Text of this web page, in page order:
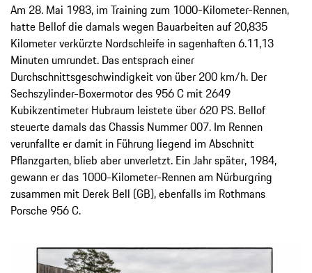
Am 28. Mai 1983, im Training zum 1000-Kilometer-Rennen,
hatte Bellof die damals wegen Bauarbeiten auf 20,835
Kilometer verkürzte Nordschleife in sagenhaften 6.11,13
Minuten umrundet. Das entsprach einer
Durchschnittsgeschwindigkeit von über 200 km/h. Der
Sechszylinder-Boxermotor des 956 C mit 2649
Kubikzentimeter Hubraum leistete über 620 PS. Bellof
steuerte damals das Chassis Nummer 007. Im Rennen
verunfallte er damit in Führung liegend im Abschnitt
Pflanzgarten, blieb aber unverletzt. Ein Jahr später, 1984,
gewann er das 1000-Kilometer-Rennen am Nürburgring
zusammen mit Derek Bell (GB), ebenfalls im Rothmans
Porsche 956 C.